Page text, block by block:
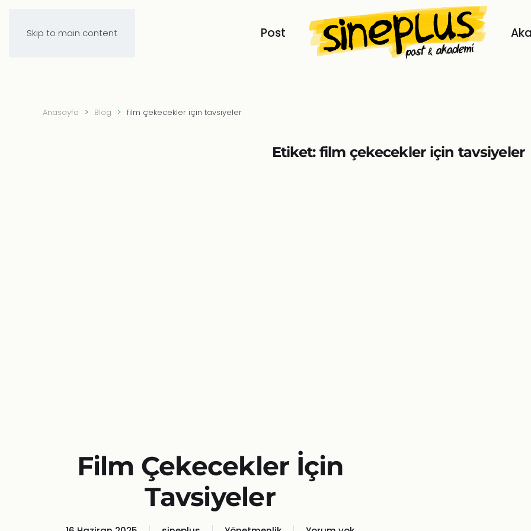
Skip to main content Post
Anasayfa Blog film çekecekler için tavsiyeler
Etiket: film çekecekler için tavsiyeler
Film Çekecekler İçin
Tavsiyeler